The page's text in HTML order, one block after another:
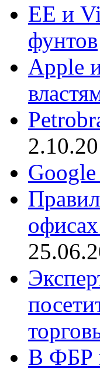
EE и
фунтов
Apple
В ФБР